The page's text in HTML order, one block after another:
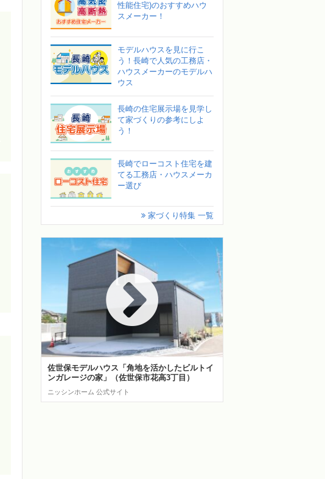
性能住宅)のおすすめハウ
スメーカー！
モデルハウスを見に行こ
う！長崎で人気の工務店・
ハウスメーカーのモデルハ
ウス
長崎の住宅展示場を見学し
て家づくりの参考にしよ
う！
長崎でローコスト住宅を建
てる工務店・ハウスメーカ
ー選び
家づくり特集 一覧
佐世保モデルハウス「角地を活かしたビルトイ
ンガレージの家」（佐世保市花高3丁目）
ニッシンホーム 公式サイト